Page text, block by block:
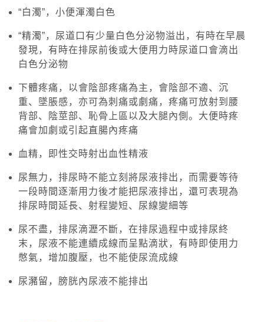
“白濁”，小便渾濁白色
“精濁”，尿道口有少量白色分泌物溢出，有時在早晨
發現，有時在排尿前後或大便用力時尿道口會滴出
白色分泌物
下體疼痛，以會陰部疼痛為主，會陰部不適、沉
重、墜脹感，亦可為刺痛或劇痛，疼痛可放射到腰
背部、陰莖部、恥骨上區以及大腿內側。大便時疼
痛會加劇或引起直腸內疼痛
血精，即性交時射出血性精液
尿無力，排尿時不能立刻將尿液排出，而需要等待
一段時間逐漸用力後才能把尿液排出，還可表現為
排尿時間延長、射程變短、尿線變細等
尿不盡，排尿滴瀝不斷，在排尿過程中或排尿終
末，尿液不能連續成線而呈點滴狀，有時即使用力
憋氣，增加腹壓，也不能使尿流成線
尿瀦留，膀胱內尿液不能排出